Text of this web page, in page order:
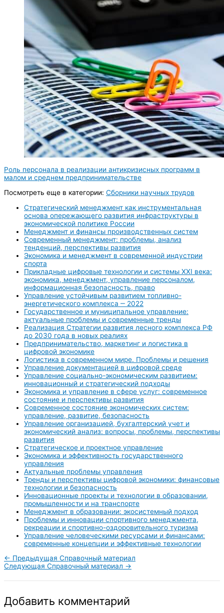
Роль персонала в реализации антикризисных программ в
малом и среднем предпринимательстве
Посмотреть еще в категории: Сборники научных трудов
Стратегический менеджмент как инструментальная
основа опережающего развития инфраструктуры в
экономической политике России
Менеджмент и финансы производственных систем
Современный менеджмент: проблемы, анализ
тенденций, перспективы развития
Экономика и менеджмент в современной индустрии
спорта
Прикладные цифровые технологии и системы XXI века:
экономика, менеджмент, управление персоналом,
информационная безопасность, право
Управление устойчивым развитием топливно-
энергетического комплекса ‒ 2022
Государственное и муниципальное управление:
актуальные проблемы и современные тренды
Реализация Стратегии развития лесного комплекса РФ
до 2030 года в новых реалиях
Предпринимательство, маркетинг и логистика в
цифровой экономике
Логистика в современном мире. Проблемы и решения
Управление документацией в цифровой среде
Управление социально-экономическим развитием:
инновационный и стратегический подходы
Экономика и управление в сфере услуг: современное
состояние и перспективы развития
Современное состояние экономических систем:
управление, развитие, безопасность
Управление организацией, бухгалтерский учет и
экономический анализ: вопросы, проблемы, перспективы
развития
Стратегическое и проектное управление
Экономика и эффективность государственного
управления
Актуальные проблемы управления
Тренды и перспективы цифровой экономики: финансовые
технологии и безопасность
Инновационные проекты и технологии в образовании,
промышленности и на транспорте
Менеджмент в образовании: экосистемный подход
Проблемы и инновации спортивного менеджмента,
рекреации и спортивно-оздоровительного туризма
Управление человеческими ресурсами и финансами:
современные концепции и эффективные технологии
← Предыдущая Справочный материал
Следующая Справочный материал →
Добавить комментарий